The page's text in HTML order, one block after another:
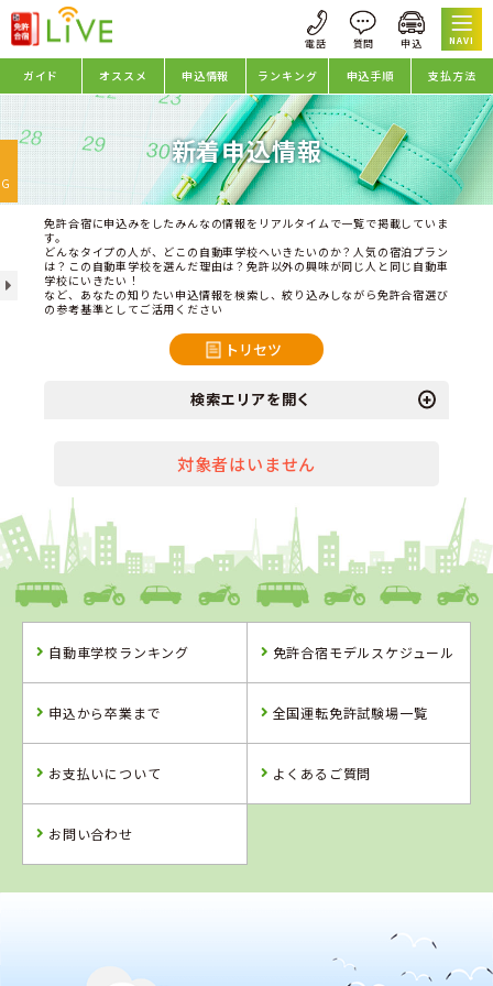
NAVI
ガイド オススメ 申込情報 ランキング 申込手順 支払方法
新着申込情報
免許合宿に申込みをしたみんなの情報をリアルタイムで一覧で掲載していま
す。
どんなタイプの人が、どこの自動車学校へいきたいのか？人気の宿泊プラン
は？この自動車学校を選んだ理由は？免許以外の興味が同じ人と同じ自動車
学校にいきたい！
など、あなたの知りたい申込情報を検索し、絞り込みしながら免許合宿選び
の参考基準としてご活用ください
トリセツ
検索エリアを開く
対象者はいません
自動車学校ランキング 免許合宿モデルスケジュール
申込から卒業まで 全国運転免許試験場一覧
お支払いについて よくあるご質問
お問い合わせ